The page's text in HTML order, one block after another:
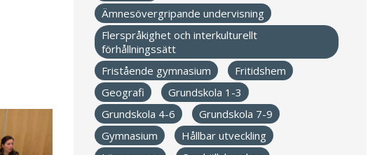
Ämnesövergripande undervisning
Flerspråkighet och interkulturellt
förhållningssätt
Fristående gymnasium
Fritidshem
Geografi
Grundskola 1-3
Grundskola 4-6
Grundskola 7-9
Gymnasium
Hållbar utveckling